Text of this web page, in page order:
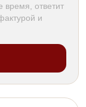
ответит
и